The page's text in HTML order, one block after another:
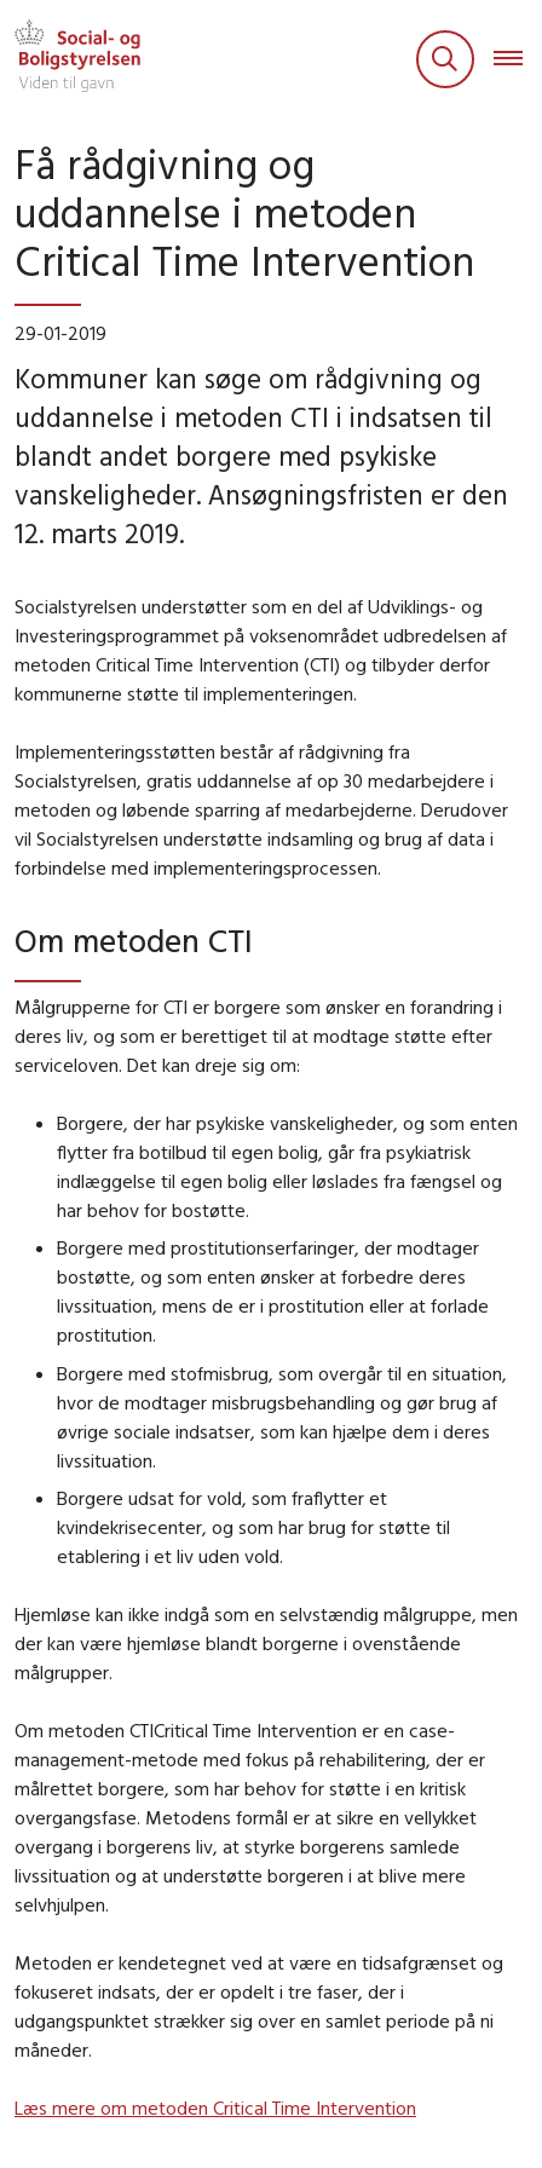
Få rådgivning og
uddannelse i metoden
Critical Time Intervention
29-01-2019
Kommuner kan søge om rådgivning og
uddannelse i metoden CTI i indsatsen til
blandt andet borgere med psykiske
vanskeligheder. Ansøgningsfristen er den
12. marts 2019.
Socialstyrelsen understøtter som en del af Udviklings- og
Investeringsprogrammet på voksenområdet udbredelsen af
metoden Critical Time Intervention (CTI) og tilbyder derfor
kommunerne støtte til implementeringen.
Implementeringsstøtten består af rådgivning fra
Socialstyrelsen, gratis uddannelse af op 30 medarbejdere i
metoden og løbende sparring af medarbejderne. Derudover
vil Socialstyrelsen understøtte indsamling og brug af data i
forbindelse med implementeringsprocessen.
Om metoden CTI
Målgrupperne for CTI er borgere som ønsker en forandring i
deres liv, og som er berettiget til at modtage støtte efter
serviceloven. Det kan dreje sig om:
Borgere, der har psykiske vanskeligheder, og som enten
flytter fra botilbud til egen bolig, går fra psykiatrisk
indlæggelse til egen bolig eller løslades fra fængsel og
har behov for bostøtte.
Borgere med prostitutionserfaringer, der modtager
bostøtte, og som enten ønsker at forbedre deres
livssituation, mens de er i prostitution eller at forlade
prostitution.
Borgere med stofmisbrug, som overgår til en situation,
hvor de modtager misbrugsbehandling og gør brug af
øvrige sociale indsatser, som kan hjælpe dem i deres
livssituation.
Borgere udsat for vold, som fraflytter et
kvindekrisecenter, og som har brug for støtte til
etablering i et liv uden vold.
Hjemløse kan ikke indgå som en selvstændig målgruppe, men
der kan være hjemløse blandt borgerne i ovenstående
målgrupper.
Om metoden CTICritical Time Intervention er en case-
management-metode med fokus på rehabilitering, der er
målrettet borgere, som har behov for støtte i en kritisk
overgangsfase. Metodens formål er at sikre en vellykket
overgang i borgerens liv, at styrke borgerens samlede
livssituation og at understøtte borgeren i at blive mere
selvhjulpen.
Metoden er kendetegnet ved at være en tidsafgrænset og
fokuseret indsats, der er opdelt i tre faser, der i
udgangspunktet strækker sig over en samlet periode på ni
måneder.
Læs mere om metoden Critical Time Intervention